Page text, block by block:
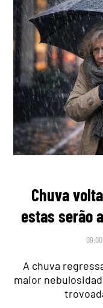
Chuva
estas serão
A chuva
maior